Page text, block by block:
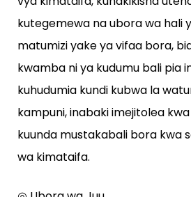
kutegemewa na ubora wa hali
matumizi yake ya vifaa bora,
kwamba ni ya kudumu bali pia
kuhudumia kundi kubwa la
kampuni, inabaki imejitolea
kuunda mustakabali bora kwa
wa kimataifa.